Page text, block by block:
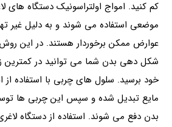
کم کنید. امواج اولتراسونیک دستگاه های
موضعی استفاده می شوند و به دلیل غیر
عوارض ممکن برخوردار هستند. در این
شکل دهی بدن شما می توانید در کمترین
خود برسید. سلول های چربی با استفاده از
مایع تبدیل شده و سپس این چربی ها
بدن دفع می شوند. استفاده از دستگاه